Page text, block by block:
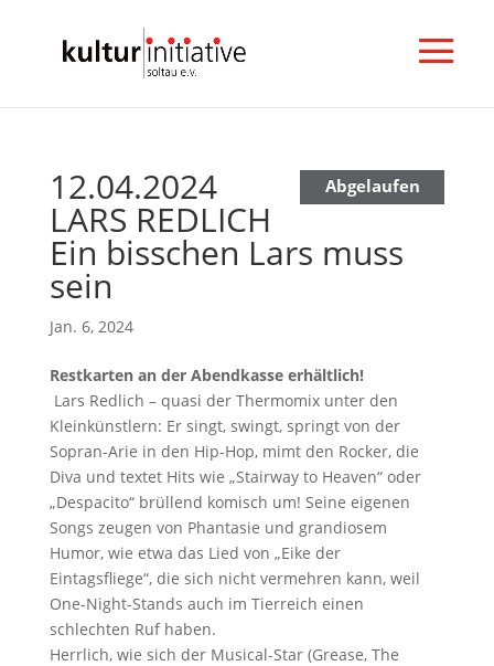
Abgelaufen
12.04.2024
LARS REDLICH
Ein bisschen Lars muss
sein
Jan. 6, 2024
Restkarten an der Abendkasse erhältlich!
Lars Redlich – quasi der Thermomix unter den
Kleinkünstlern: Er singt, swingt, springt von der
Sopran-Arie in den Hip-Hop, mimt den Rocker, die
Diva und textet Hits wie „Stairway to Heaven“ oder
„Despacito“ brüllend komisch um! Seine eigenen
Songs zeugen von Phantasie und grandiosem
Humor, wie etwa das Lied von „Eike der
Eintagsfliege“, die sich nicht vermehren kann, weil
One-Night-Stands auch im Tierreich einen
schlechten Ruf haben.
Herrlich, wie sich der Musical-Star (Grease, The